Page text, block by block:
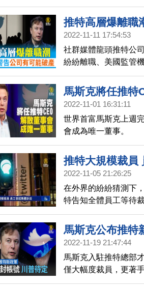
裁魏哲家等台灣供應
人張淑芬也證實，黃
推特高層爆離職
2022-11-11 17:54:53
社群媒體龍頭推特公
紛紛離職、美國監管
更提出推特破產的可
馬斯克將任推特
2022-11-01 16:31:11
世界首富馬斯克上週
會成為唯一董事。
推特大規模裁員
2022-11-05 21:26:25
在外界的紛紛猜測下
特告知全體員工等待裁
馬斯克公布推特
2022-11-19 21:47:44
馬斯克入駐推特總部
僅大幅度裁員，更著
馬斯克發出民意調查